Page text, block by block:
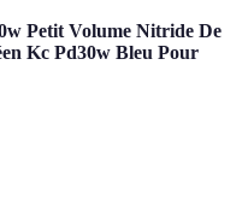
Petit Volume Nitride De
Kc Pd30w Bleu Pour